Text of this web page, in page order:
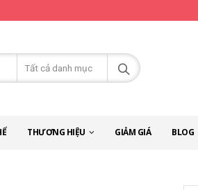
THƯƠNG HIỆU GIẢM GIÁ BLOG